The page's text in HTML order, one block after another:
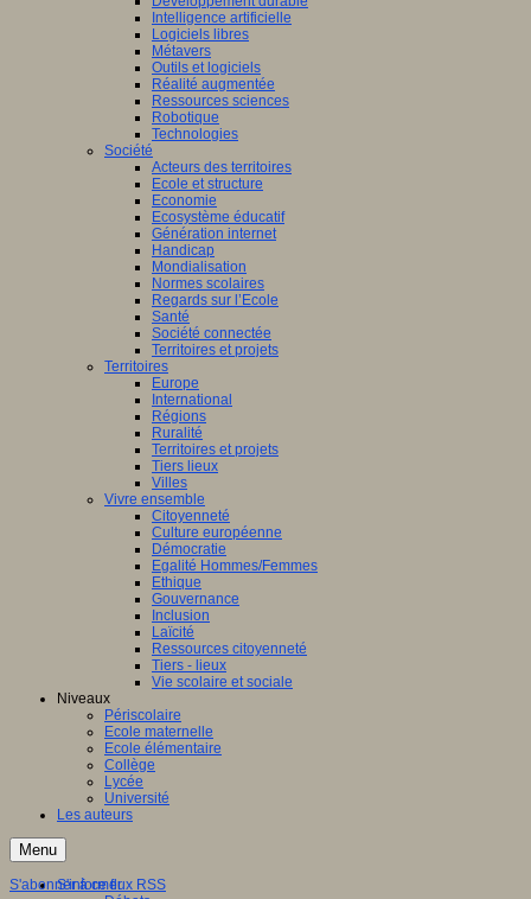
Intelligence artificielle
Logiciels libres
Métavers
Outils et logiciels
Réalité augmentée
Ressources sciences
Robotique
Technologies
Société
Acteurs des territoires
Ecole et structure
Economie
Ecosystème éducatif
Génération internet
Handicap
Mondialisation
Normes scolaires
Regards sur l’Ecole
Santé
Société connectée
Territoires et projets
Territoires
Europe
International
Régions
Ruralité
Territoires et projets
Tiers lieux
Villes
Vivre ensemble
Citoyenneté
Culture européenne
Démocratie
Egalité Hommes/Femmes
Ethique
Gouvernance
Inclusion
Laïcité
Ressources citoyenneté
Tiers - lieux
Vie scolaire et sociale
Niveaux
Périscolaire
Ecole maternelle
Ecole élémentaire
Collège
Lycée
Université
Les auteurs
Menu
S'informer
S'abonner à ce flux RSS